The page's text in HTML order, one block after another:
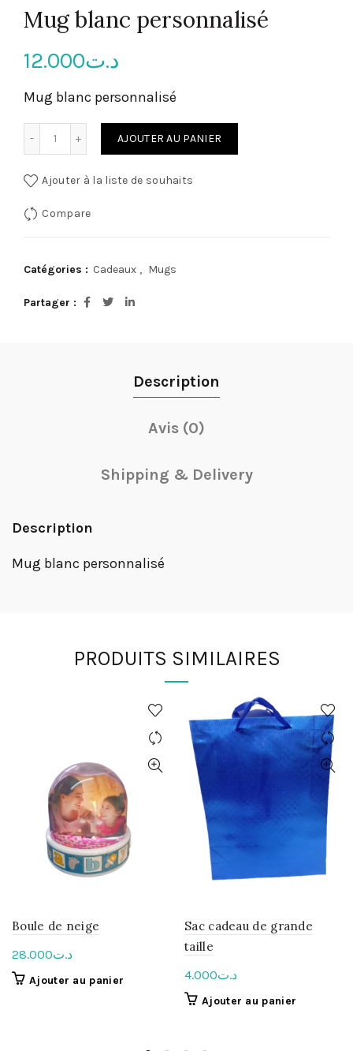
Mug blanc personnalisé
د.ت12.000
Mug blanc personnalisé
AJOUTER AU PANIER
Ajouter à la liste de souhaits
Compare
Catégories : Cadeaux , Mugs
Partager
Description
Avis (0)
Shipping & Delivery
Description
Mug blanc personnalisé
PRODUITS SIMILAIRES
Boule de neige
د.ت28.000
Ajouter au panier
Sac cadeau de grande
taille
د.ت4.000
Ajouter au panier